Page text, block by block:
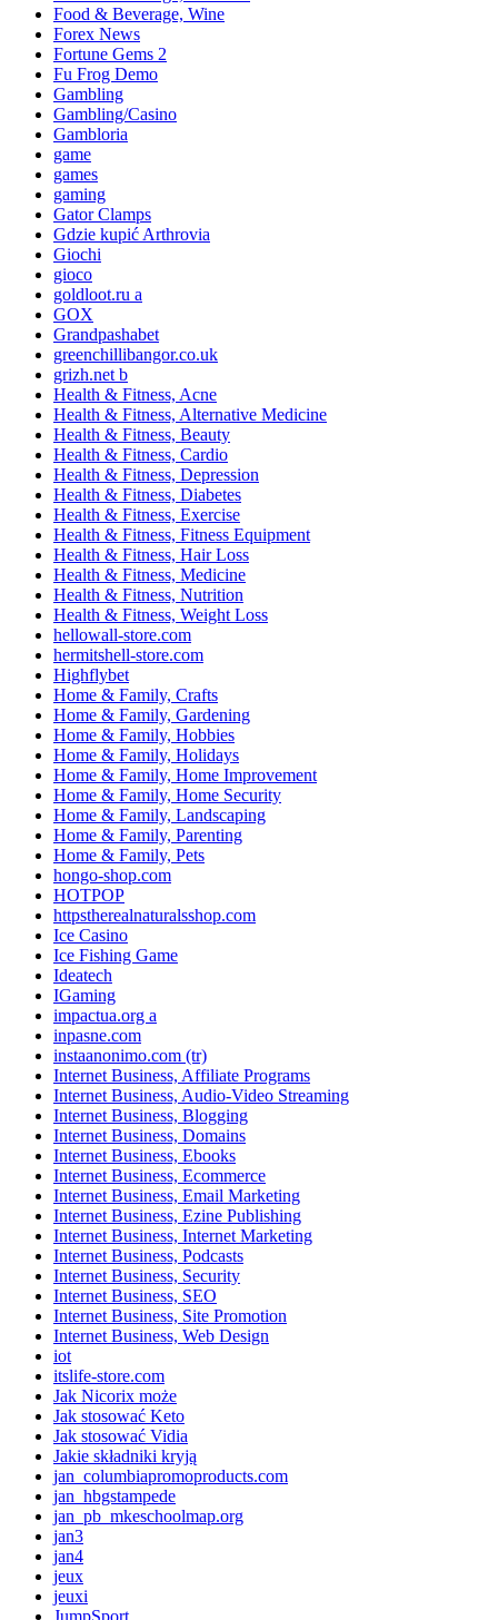
Food & Beverage, Wine
Forex News
Fortune Gems 2
Fu Frog Demo
Gambling
Gambling/Casino
Gambloria
game
games
gaming
Gator Clamps
Gdzie kupić Arthrovia
Giochi
gioco
goldloot.ru a
GOX
Grandpashabet
greenchillibangor.co.uk
grizh.net b
Health & Fitness, Acne
Health & Fitness, Alternative Medicine
Health & Fitness, Beauty
Health & Fitness, Cardio
Health & Fitness, Depression
Health & Fitness, Diabetes
Health & Fitness, Exercise
Health & Fitness, Fitness Equipment
Health & Fitness, Hair Loss
Health & Fitness, Medicine
Health & Fitness, Nutrition
Health & Fitness, Weight Loss
hellowall-store.com
hermitshell-store.com
Highflybet
Home & Family, Crafts
Home & Family, Gardening
Home & Family, Hobbies
Home & Family, Holidays
Home & Family, Home Improvement
Home & Family, Home Security
Home & Family, Landscaping
Home & Family, Parenting
Home & Family, Pets
hongo-shop.com
HOTPOP
httpstherealnaturalsshop.com
Ice Casino
Ice Fishing Game
Ideatech
IGaming
impactua.org a
inpasne.com
instaanonimo.com (tr)
Internet Business, Affiliate Programs
Internet Business, Audio-Video Streaming
Internet Business, Blogging
Internet Business, Domains
Internet Business, Ebooks
Internet Business, Ecommerce
Internet Business, Email Marketing
Internet Business, Ezine Publishing
Internet Business, Internet Marketing
Internet Business, Podcasts
Internet Business, Security
Internet Business, SEO
Internet Business, Site Promotion
Internet Business, Web Design
iot
itslife-store.com
Jak Nicorix może
Jak stosować Keto
Jak stosować Vidia
Jakie składniki kryją
jan_columbiapromoproducts.com
jan_hbgstampede
jan_pb_mkeschoolmap.org
jan3
jan4
jeux
jeuxi
JumpSport